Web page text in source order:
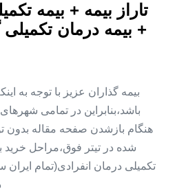
تاراز بیمه + بیمه
+ بیمه درمان
بیمه گذاران عزیز با توجه به
باشد،بنابراین در تمامی
هنگام بازشدن صفحه مقاله بدون
شده در تیتر فوق،مراحل خرید
تکمیلی درمان انفرادی(تمام